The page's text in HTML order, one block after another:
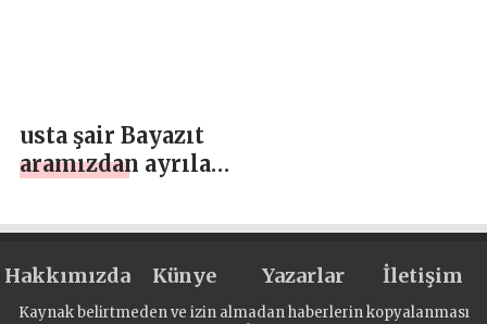
usta şair Bayazıt
aramızdan ayrılalı
Hakkımızda Künye Yazarlar İletişim
Kaynak belirtmeden ve izin almadan haberlerin kopyalanması